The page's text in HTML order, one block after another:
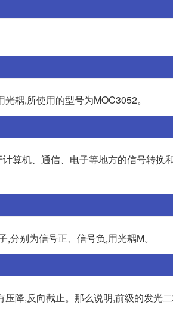
耦,所使用的型号为MOC3052。
算机、通信、电子等地方的信号转换
别为信号正、信号负,用光耦M。
降,反向截止。那么说明,前级的发光